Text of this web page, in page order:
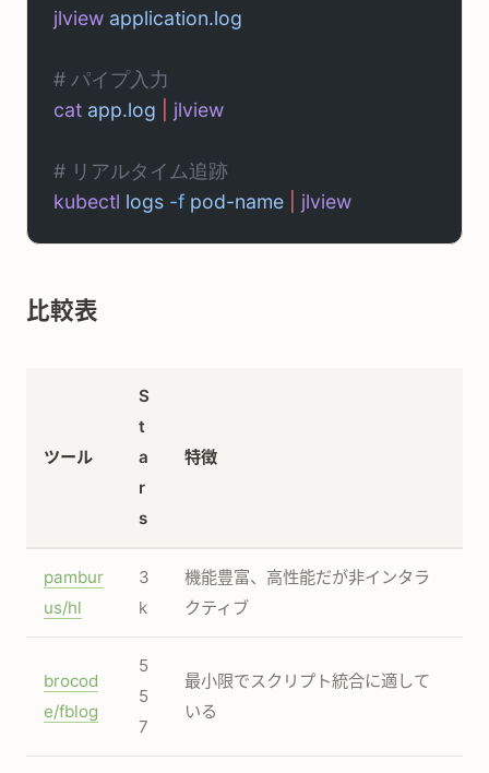
jlview application.log
# パイプ入力
cat app.log jlview
# リアルタイム追跡
kubectl logs -f pod-name jlview
比較表
ツール
S
t
a
r
s
特徴
pambur
us/hl
3
k
機能豊富、高性能だが非インタラ
クティブ
brocod
e/fblog
5
5
7
最小限でスクリプト統合に適して
いる